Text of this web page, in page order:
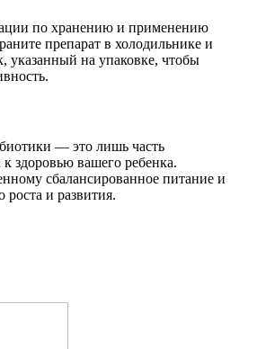
по хранению и применению
препарат в холодильнике и
указанный на упаковке, чтобы
— это лишь часть
здоровью вашего ребенка.
сбалансированное питание и
роста и развития.